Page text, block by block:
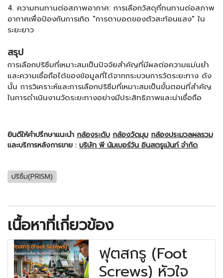
4. ความทนทานต่อสภาพอากาศ: การเลือกวัสดุที่ทนทานต่อสภาพ
อากาศเพื่อป้องกันการเกิด "การตาบอดของตัวสะท้อนแสง" ใน
ระยะยาว
สรุป
การเลือกปริซึมที่เหมาะสมเป็นปัจจัยสำคัญที่มีผลต่อความแม่นยำ
และความเชื่อถือได้ของข้อมูลที่ได้จากกระบวนการวัดระยะทาง ดัง
นั้น การวิเคราะห์และการเลือกปริซึมที่เหมาะสมเป็นขั้นตอนที่สำคัญ
ในการดำเนินงานวัดระยะทางอย่างมีประสิทธิภาพและน่าเชื่อถือ
ยินดีให้คำปรึกษาแนะนำ กล้องระดับ กล้องวัดมุม กล้องประมวลผลรวม
และบริการหลังการขาย : บริษัท พี นัมเบอร์วัน อินสตรูเม้นท์ จำกัด
ปริซึม(PRISM)
เนื้อหาที่เกี่ยวข้อง
ฟุตสกรู (Foot
Screws) หัวใจ